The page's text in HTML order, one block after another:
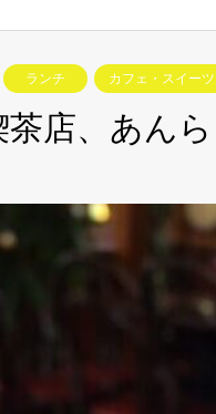
ランチ カフェ・スイーツ
店、あん